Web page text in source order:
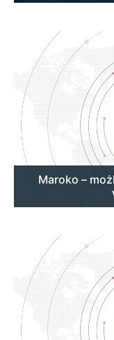
Maroko –